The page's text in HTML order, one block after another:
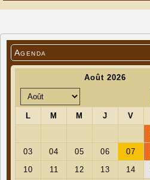
Agenda